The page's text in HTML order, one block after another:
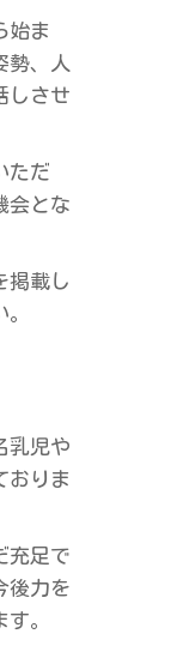
始ま
勢、人
しさせ
ただ
会とな
掲載し
乳児や
おりま
充足で
後力を
。